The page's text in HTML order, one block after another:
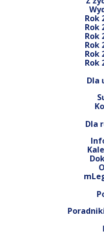
Rok
Rok
Rok
Rok
Rok
Rok
Dla
Dla